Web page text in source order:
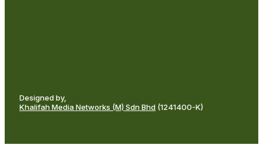
Designed by,
Khalifah Media Networks (M) Sdn Bhd (1241400-K)